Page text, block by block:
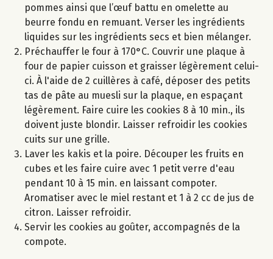
pommes ainsi que l’œuf battu en omelette au
beurre fondu en remuant. Verser les ingrédients
liquides sur les ingrédients secs et bien mélanger.
Préchauffer le four à 170°C. Couvrir une plaque à
four de papier cuisson et graisser légèrement celui-
ci. À l'aide de 2 cuillères à café, déposer des petits
tas de pâte au muesli sur la plaque, en espaçant
légèrement. Faire cuire les cookies 8 à 10 min., ils
doivent juste blondir. Laisser refroidir les cookies
cuits sur une grille.
Laver les kakis et la poire. Découper les fruits en
cubes et les faire cuire avec 1 petit verre d'eau
pendant 10 à 15 min. en laissant compoter.
Aromatiser avec le miel restant et 1 à 2 cc de jus de
citron. Laisser refroidir.
Servir les cookies au goûter, accompagnés de la
compote.